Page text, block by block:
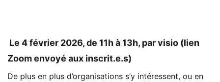
Le 4 février 2026, de 11h à 13h, par visio (lien
Zoom envoyé aux inscrit.e.s)
De plus en plus d’organisations s’y intéressent, ou en